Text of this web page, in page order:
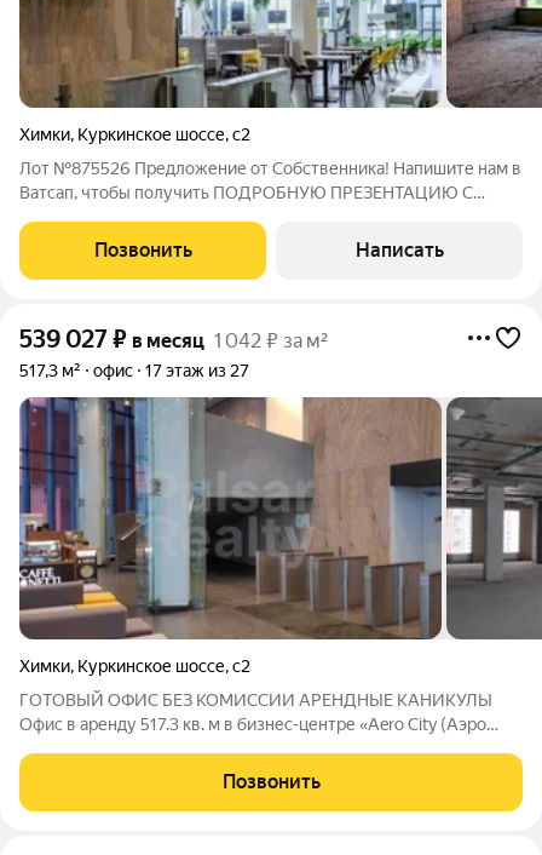
Химки, Куркинское шоссе,с2
Лот №875526 Предложение от Собственника! Напишите нам в
Ватсап, чтобы получить ПОДРОБНУЮ ПРЕЗЕНТАЦИЮ С
Предлагаем уникальный офис в бизнес-центре Aero City! Это
пространство в состоянии ShellCore (без
Позвонить Написать
539 027₽ в месяц 1 042 ₽ за м²
517,3 м² офис 17 этаж из 27
Химки, Куркинское шоссе,с2
ГОТОВЫЙ ОФИС БЕЗ КОМИССИИ АРЕНДНЫЕ КАНИКУЛЫ
Офис в аренду 517.3 кв. м в бизнес-центре «Aero City (Аэро
539 070 руб./месяц. Все включено (НДС, эксплуатационные
платежи). Коммунальные расходы
Позвонить